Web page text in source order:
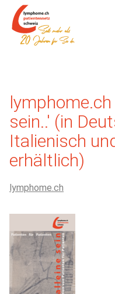
lymphome.ch
sein..' (in
Italienisch
erhältlich)
lymphome.ch